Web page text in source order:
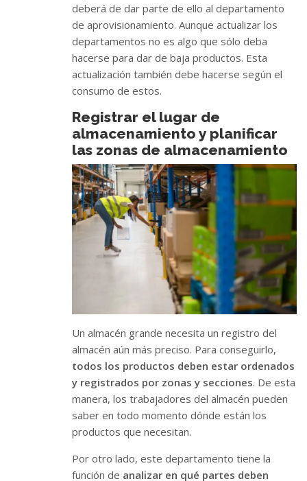
deberá de dar parte de ello al departamento
de aprovisionamiento. Aunque actualizar los
departamentos no es algo que sólo deba
hacerse para dar de baja productos. Esta
actualización también debe hacerse según el
consumo de estos.
Registrar el lugar de
almacenamiento y planificar
las zonas de almacenamiento
Un almacén grande necesita un registro del
almacén aún más preciso. Para conseguirlo,
todos los productos deben estar ordenados
y registrados por zonas y secciones. De esta
manera, los trabajadores del almacén pueden
saber en todo momento dónde están los
productos que necesitan.
Por otro lado, este departamento tiene la
función de analizar en qué partes deben